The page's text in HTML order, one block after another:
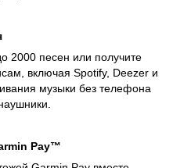
2000 песен или получите
включая Spotify, Deezer и
музыки без телефона
Pay™